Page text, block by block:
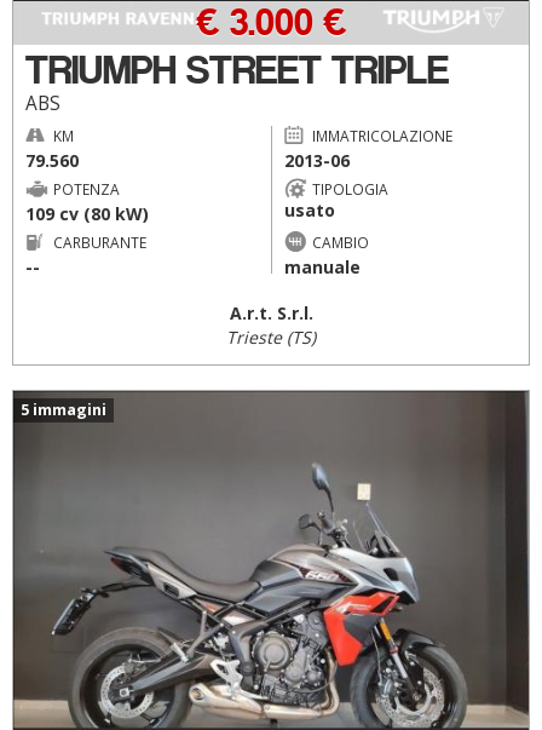
TRIUMPH STREET TRIPLE
ABS
€ 3.000 €
KM
79.560
IMMATRICOLAZIONE
2013-06
POTENZA
109 cv (80 kW)
TIPOLOGIA
usato
CARBURANTE
--
CAMBIO
manuale
A.r.t. S.r.l.
Trieste (TS)
5 immagini